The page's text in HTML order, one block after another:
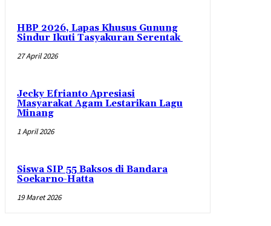
HBP 2026, Lapas Khusus Gunung
Sindur Ikuti Tasyakuran Serentak
27 April 2026
Jecky Efrianto Apresiasi
Masyarakat Agam Lestarikan Lagu
Minang
1 April 2026
Siswa SIP 55 Baksos di Bandara
Soekarno-Hatta
19 Maret 2026